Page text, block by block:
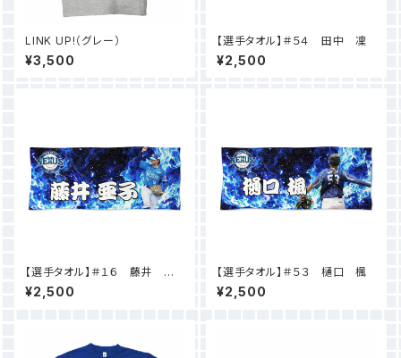
LINK UP!（グレー）
¥3,500
【選手タオル】＃５４ 田中 凜
¥2,500
【選手タオル】＃１６ 藤井 亜
子
¥2,500
【選手タオル】＃５３ 樋口 楓
¥2,500